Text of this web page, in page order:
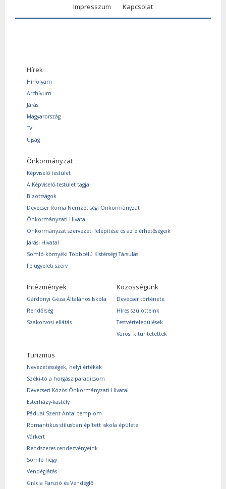
Impresszum
Kapcsolat
Hírek
Hírfolyam
Archívum
Járás
Magyarország
TV
Újság
Önkormányzat
Képviselő testület
A Képviselő-testület tagjai
Bizottságok
Devecser Roma Nemzetiségi Önkormányzat
Önkormányzati Hivatal
Önkormányzat szervezeti felépítése és az elérhetőségeik
Járási Hivatal
Somló-környéki Többcélú Kistérségi Társulás
Felügyeleti szerv
Intézmények
Gárdonyi Géza Általános Iskola
Rendőrség
Szakorvosi ellátás
Közösségünk
Devecser története
Híres szülötteink
Testvértelepülések
Városi kitüntetettek
Turizmus
Nevezetességek, helyi értékek
Széki-tó a horgász paradicsom
Devecseri Közös Önkormányzati Hivatal
Esterházy-kastély
Páduai Szent Antal templom
Romantikus stílusban épített iskola épülete
Várkert
Rendszeres rendezvényeink
Somló hegy
Vendéglátás
Grácia Panzió és Vendéglő